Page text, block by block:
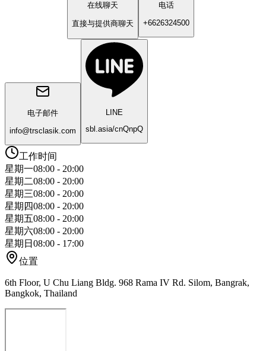
在线聊天
直接与提供商聊天
电话
+6626324500
电子邮件
info@trsclasik.com
LINE
sbl.asia/cnQnpQ
工作时间
星期一08:00 - 20:00
星期二08:00 - 20:00
星期三08:00 - 20:00
星期四08:00 - 20:00
星期五08:00 - 20:00
星期六08:00 - 20:00
星期日 08:00 - 17:00
位置
6th Floor, U Chu Liang Bldg. 968 Rama IV Rd. Silom, Bangrak,
Bangkok, Thailand